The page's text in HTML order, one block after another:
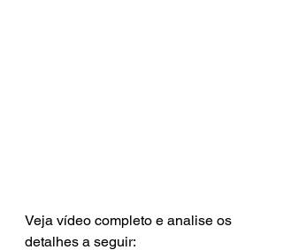
Veja vídeo completo e analise os
detalhes a seguir: